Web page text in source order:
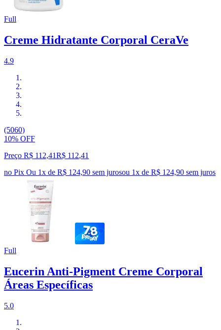
Full
Creme Hidratante Corporal CeraVe
4.9
(5060)
10% OFF
Preço R$ 112,41R$ 112,41
no Pix Ou 1x de R$ 124,90 sem jurosou 1x de R$ 124,90 sem juros
Full
Eucerin Anti-Pigment Creme Corporal
Áreas Específicas
5.0